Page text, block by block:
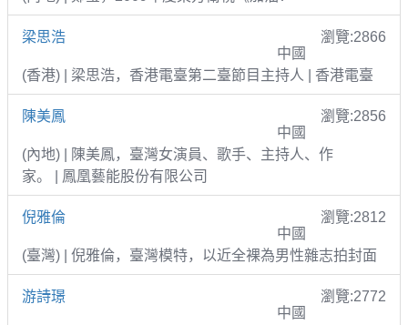
梁思浩
瀏覽:2866
中國
(香港) | 梁思浩，香港電臺第二臺節目主持人 | 香港電臺
陳美鳳
瀏覽:2856
中國
(內地) | 陳美鳳，臺灣女演員、歌手、主持人、作
家。 | 鳳凰藝能股份有限公司
倪雅倫
瀏覽:2812
中國
(臺灣) | 倪雅倫，臺灣模特，以近全裸為男性雜志拍封面
游詩璟
瀏覽:2772
中國